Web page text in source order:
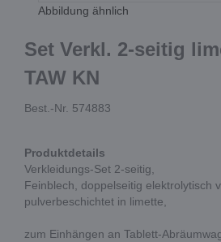
Abbildung ähnlich
Set Verkl. 2-seitig
TAW KN
Best.-Nr. 574883
Produktdetails
Verkleidungs-Set 2-seitig,
Feinblech, doppelseitig elektrolytisch
pulverbeschichtet in limette,
zum Einhängen an Tablett-